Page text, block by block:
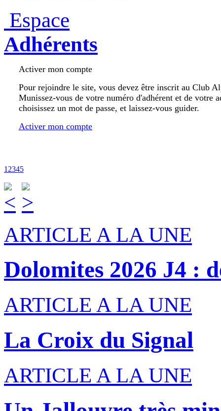
Espace
Adhérents
Activer mon compte
Pour rejoindre le site, vous devez être inscrit au Club
Munissez-vous de votre numéro d'adhérent et de votre
choisissez un mot de passe, et laissez-vous guider.
Activer mon compte
1 2345
ARTICLE A LA UNE
Dolomites 2026 J4 :
ARTICLE A LA UNE
La Croix du Signal
ARTICLE A LA UNE